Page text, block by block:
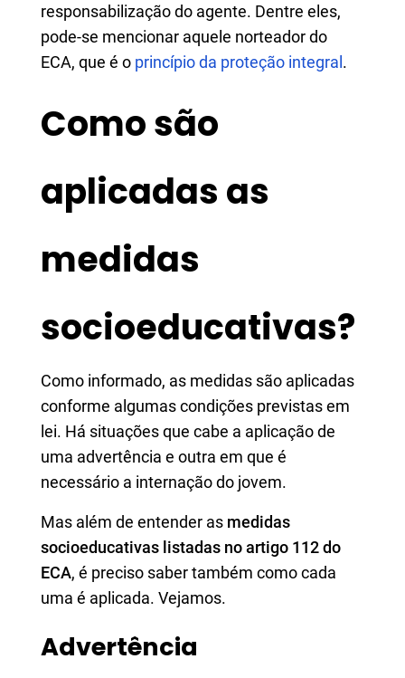
responsabilização do agente. Dentre eles,
pode-se mencionar aquele norteador do
ECA, que é o princípio da proteção integral.
Como são
aplicadas as
medidas
socioeducativas?
Como informado, as medidas são aplicadas
conforme algumas condições previstas em
lei. Há situações que cabe a aplicação de
uma advertência e outra em que é
necessário a internação do jovem.
Mas além de entender as medidas
socioeducativas listadas no artigo 112 do
ECA, é preciso saber também como cada
uma é aplicada. Vejamos.
Advertência